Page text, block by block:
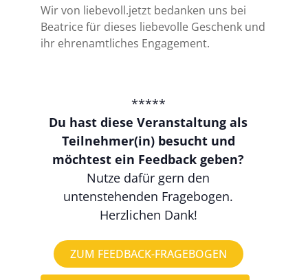
Wir von liebevoll.jetzt bedanken uns bei
Beatrice für dieses liebevolle Geschenk und
ihr ehrenamtliches Engagement.
*****
Du hast diese Veranstaltung als
Teilnehmer(in) besucht und
möchtest ein Feedback geben?
Nutze dafür gern den
untenstehenden Fragebogen.
Herzlichen Dank!
ZUM FEEDBACK-FRAGEBOGEN